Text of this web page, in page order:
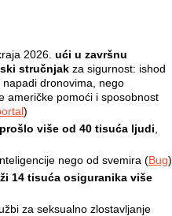
2026. ući u završnu
stručnjak za sigurnost: ishod
dronovima, nego
američke pomoći i sposobnost
)
prošlo više od 40 tisuća ljudi
nego od svemira (Bug)
14 tisuća osiguranika više
za seksualno zlostavljanje